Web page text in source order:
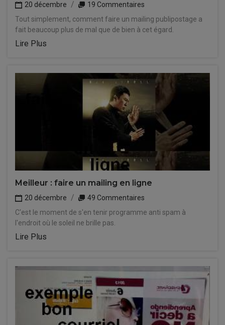
20 décembre
19 Commentaires
Tout simplement, comment faire un mailing publipostage a
fait beaucoup plus de mal que de bien à cet égard.
Lire Plus
Meilleur : faire un mailing en ligne
20 décembre
49 Commentaires
C'est le moment de s'en tenir programme anti spam à
l'endroit où le soleil ne brille pas.
Lire Plus